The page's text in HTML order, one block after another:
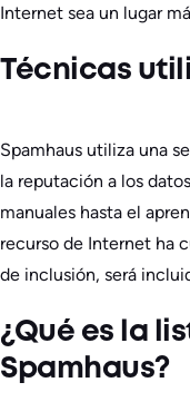
Internet sea un lugar
Técnicas
Spamhaus utiliza una
la reputación a los
manuales hasta el
recurso de Internet ha
de inclusión, será
¿Qué es la
Spamhaus?